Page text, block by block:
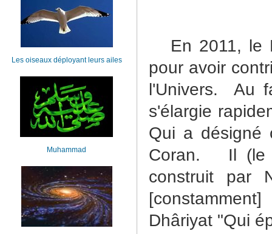
En 2011, le
pour avoir
l'Univers.
Au
s'élargie
Qui a désigné
Coran.
Il (le
construit par
Dhâriyat "Qui
Les oiseaux déployant leurs ailes
Muhammad